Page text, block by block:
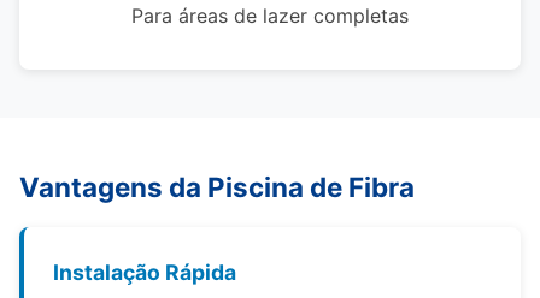
Para áreas de lazer completas
Vantagens da Piscina de Fibra
Instalação Rápida